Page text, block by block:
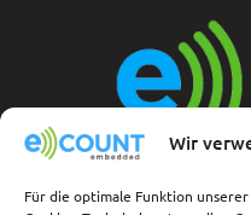
Wir
Für die optimale Funktion
Telefax: +49-